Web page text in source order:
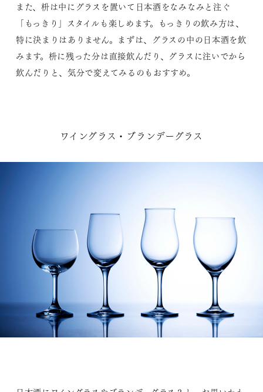
また、枡は中にグラスを置いて日本酒をなみなみと注ぐ
「もっきり」スタイルも楽しめます。もっきりの飲み方は、
特に決まりはありません。まずは、グラスの中の日本酒を飲
みます。枡に残った分は直接飲んだり、グラスに注いでから
飲んだりと、気分で変えてみるのもおすすめ。
ワイングラス・ブランデーグラス